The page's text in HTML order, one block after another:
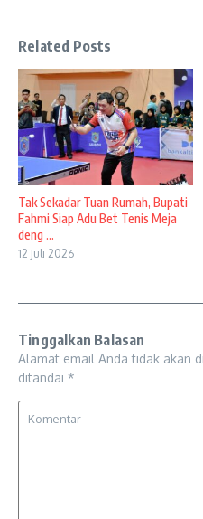
Related Posts
Tak Sekadar Tuan Rumah, Bupati
Fahmi Siap Adu Bet Tenis Meja
deng ...
12 Juli 2026
Tinggalkan Balasan
Alamat email Anda tidak akan
ditandai *